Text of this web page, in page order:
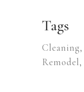
Tags
Cleaning
Remodel